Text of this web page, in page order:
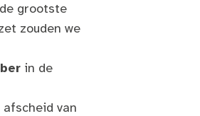
grootste
zouden we
in de
van